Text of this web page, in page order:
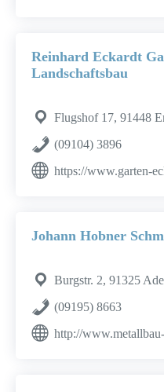
Reinhard Eckardt
Landschaftsbau
Flugshof 17, 91448
(09104) 3896
https://www.garten-
Johann Hobner
Burgstr. 2, 91325
(09195) 8663
http://